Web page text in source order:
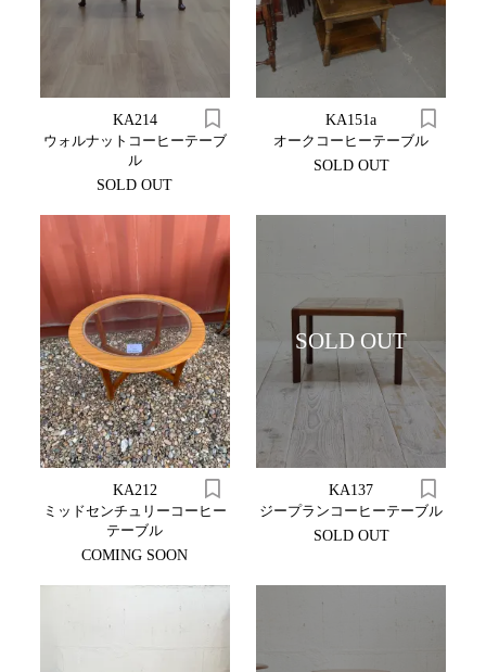
KA214
ウォルナットコーヒーテーブ
ル
SOLD OUT
KA151a
オークコーヒーテーブル
SOLD OUT
KA212
ミッドセンチュリーコーヒー
テーブル
COMING SOON
SOLD OUT
KA137
ジープランコーヒーテーブル
SOLD OUT